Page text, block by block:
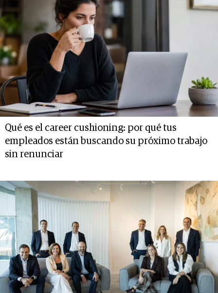
Qué es el career cushioning: por qué tus
empleados están buscando su próximo trabajo
sin renunciar